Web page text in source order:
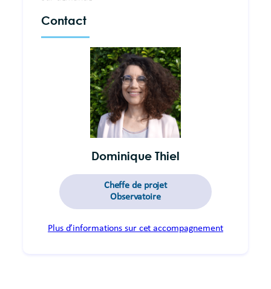
Contact
Dominique Thiel
Cheffe de projet
Observatoire
Plus d’informations sur cet accompagnement